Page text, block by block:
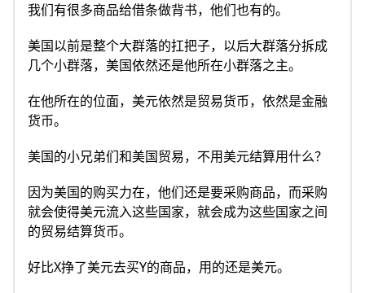
我们有很多商品给借条做背书，他们也有的。
美国以前是整个大群落的扛把子，以后大群落分拆成
几个小群落，美国依然还是他所在小群落之主。
在他所在的位面，美元依然是贸易货币，依然是金融
货币。
美国的小兄弟们和美国贸易，不用美元结算用什么？
因为美国的购买力在，他们还是要采购商品，而采购
就会使得美元流入这些国家，就会成为这些国家之间
的贸易结算货币。
好比X挣了美元去买Y的商品，用的还是美元。